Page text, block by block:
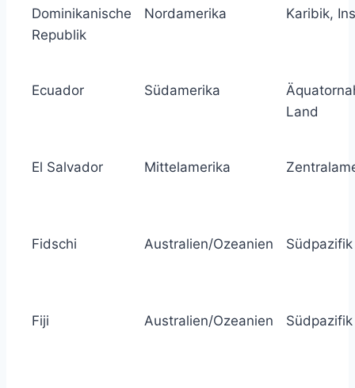
Dominikanische
Republik
Nordamerika Karibik,
Ecuador Südamerika
Land
El Salvador Mittelamerika
Fidschi Australien/Ozeanien Südpazifik
Fiji Australien/Ozeanien Südpazifik